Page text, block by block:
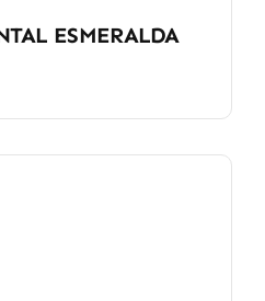
ESMERALDA